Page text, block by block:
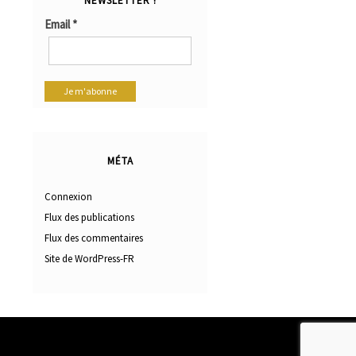
Email*
MÉTA
Connexion
Flux des publications
Flux des commentaires
Site de WordPress-FR